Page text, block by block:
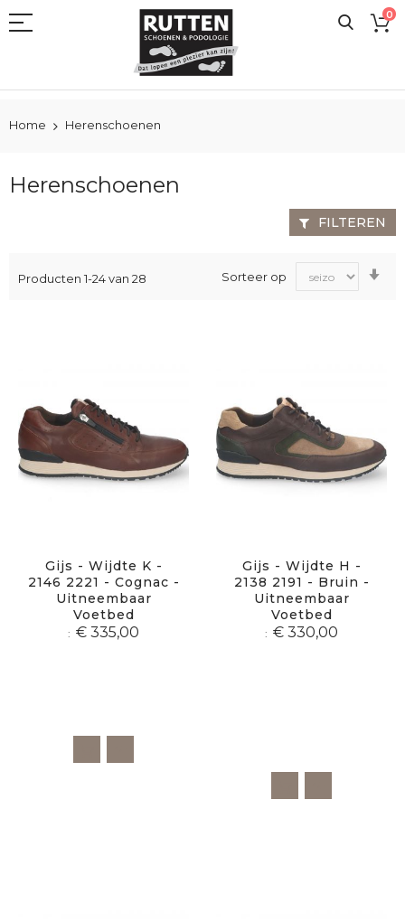
naar
0
Home Herenschoenen
Herenschoenen
Producten 1-24van 28 Sorteer op
Gijs - Wijdte K -
2146 2221 - Cognac -
Uitneembaar
Voetbed
€ 335,00
Gijs - Wijdte H -
2138 2191 - Bruin -
Uitneembaar
Voetbed
€ 330,00
FILTEREN